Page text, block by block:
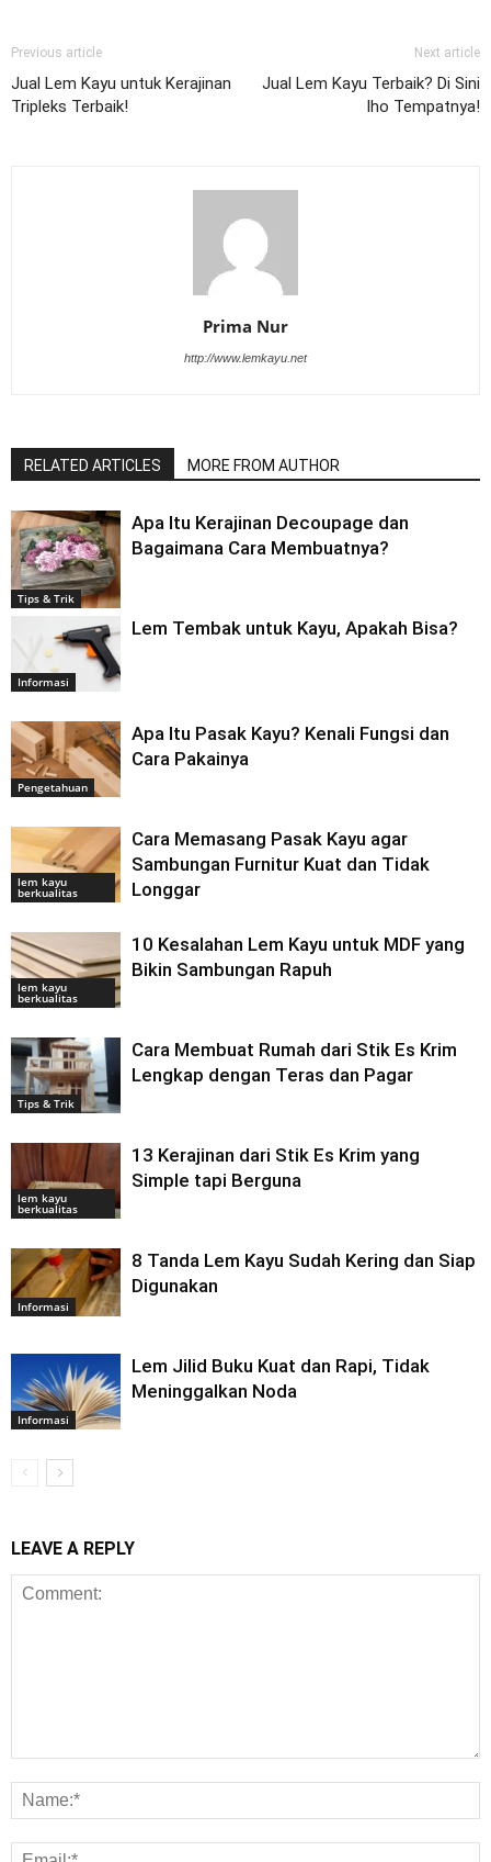
Previous article
Jual Lem Kayu untuk Kerajinan
Tripleks Terbaik!
Next article
Jual Lem Kayu Terbaik? Di Sini
lho Tempatnya!
Prima Nur
http://www.lemkayu.net
RELATED ARTICLES MORE FROM AUTHOR
Tips & Trik
Apa Itu Kerajinan Decoupage dan
Bagaimana Cara Membuatnya?
Informasi
Lem Tembak untuk Kayu, Apakah Bisa?
Pengetahuan
Apa Itu Pasak Kayu? Kenali Fungsi dan
Cara Pakainya
lem kayu
berkualitas
Cara Memasang Pasak Kayu agar
Sambungan Furnitur Kuat dan Tidak
Longgar
lem kayu
berkualitas
10 Kesalahan Lem Kayu untuk MDF yang
Bikin Sambungan Rapuh
Tips & Trik
Cara Membuat Rumah dari Stik Es Krim
Lengkap dengan Teras dan Pagar
lem kayu
berkualitas
13 Kerajinan dari Stik Es Krim yang
Simple tapi Berguna
Informasi
8 Tanda Lem Kayu Sudah Kering dan Siap
Digunakan
Informasi
Lem Jilid Buku Kuat dan Rapi, Tidak
Meninggalkan Noda
LEAVE A REPLY